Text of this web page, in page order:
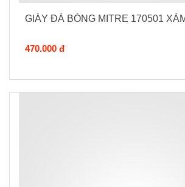
GIÀY ĐÁ BÓNG MITRE 170501
470.000 đ